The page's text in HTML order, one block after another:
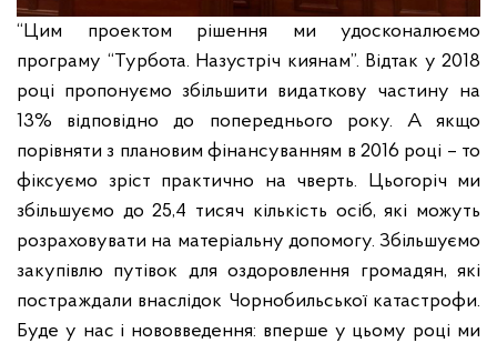
“Цим проектом рішення ми удосконалюємо
програму “Турбота. Назустріч киянам”. Відтак у 2018
році пропонуємо збільшити видаткову частину на
13% відповідно до попереднього року. А якщо
порівняти з плановим фінансуванням в 2016 році – то
фіксуємо зріст практично на чверть. Цьогоріч ми
збільшуємо до 25,4 тисяч кількість осіб, які можуть
розраховувати на матеріальну допомогу. Збільшуємо
закупівлю путівок для оздоровлення громадян, які
постраждали внаслідок Чорнобильської катастрофи.
Буде у нас і нововведення: вперше у цьому році ми